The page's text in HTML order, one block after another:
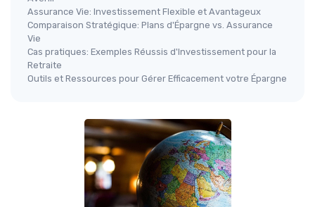
Assurance Vie: Investissement Flexible et Avantageux
Comparaison Stratégique: Plans d'Épargne vs. Assurance
Vie
Cas pratiques: Exemples Réussis d'Investissement pour la
Retraite
Outils et Ressources pour Gérer Efficacement votre Épargne